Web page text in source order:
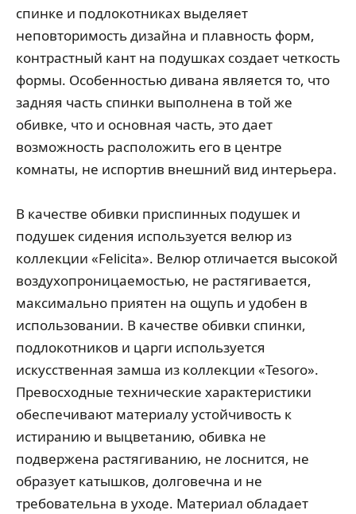
спинке и подлокотниках выделяет
неповторимость дизайна и плавность форм,
контрастный кант на подушках создает четкость
формы. Особенностью дивана является то, что
задняя часть спинки выполнена в той же
обивке, что и основная часть, это дает
возможность расположить его в центре
комнаты, не испортив внешний вид интерьера.
В качестве обивки приспинных подушек и
подушек сидения используется велюр из
коллекции «Felicita». Велюр отличается высокой
воздухопроницаемостью, не растягивается,
максимально приятен на ощупь и удобен в
использовании. В качестве обивки спинки,
подлокотников и царги используется
искусственная замша из коллекции «Tesoro».
Превосходные технические характеристики
обеспечивают материалу устойчивость к
истиранию и выцветанию, обивка не
подвержена растягиванию, не лоснится, не
образует катышков, долговечна и не
требовательна в уходе. Материал обладает